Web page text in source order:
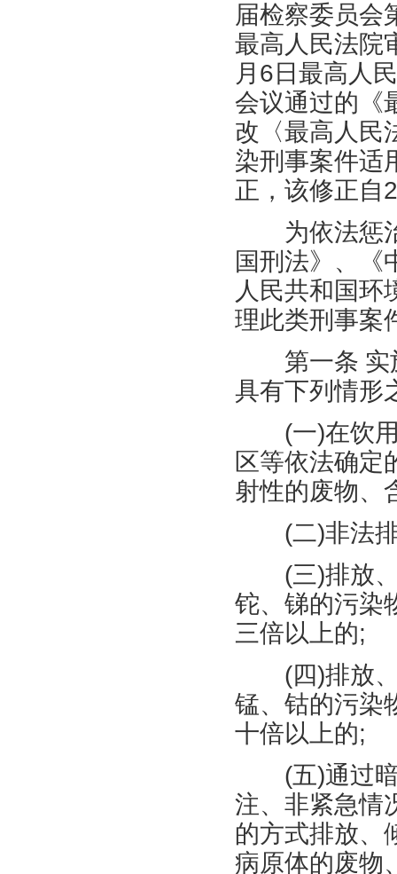
届检察委员会
最高人民法院
月 6 日最高人
会议通过的《
改〈最高人民
染刑事案件适
正，该修正自
为依法惩治
国刑法》、《
人民共和国环
理此类刑事案
第一条 实
具有下列情形
(一)在饮
区等依法确定
射性的废物、
(二)非法
(三)排放
铊、锑的污染
三倍以上的;
(四)排放
锰、钴的污染
十倍以上的;
(五)通过
注、非紧急情
的方式排放、
病原体的废物